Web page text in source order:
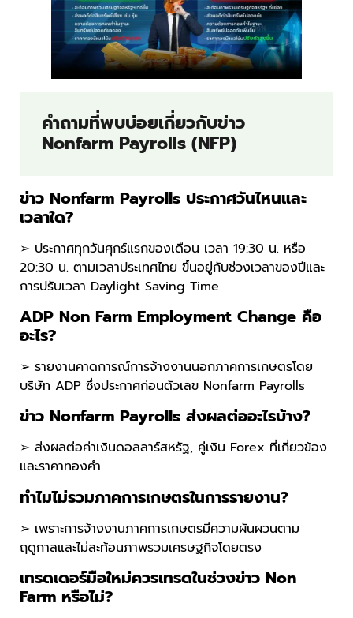
คำถามที่พบบ่อยเกี่ยวกับข่าว
Nonfarm Payrolls (NFP)
ข่าว Nonfarm Payrolls ประกาศวันไหนและ
เวลาใด?
➢ ประกาศทุกวันศุกร์แรกของเดือน เวลา 19:30 น. หรือ
20:30 น. ตามเวลาประเทศไทย ขึ้นอยู่กับช่วงเวลาของปีและ
การปรับเวลา Daylight Saving Time
ADP Non Farm Employment Change คือ
อะไร?
➢ รายงานคาดการณ์การจ้างงานนอกภาคการเกษตรโดย
บริษัท ADP ซึ่งประกาศก่อนตัวเลข Nonfarm Payrolls
ข่าว Nonfarm Payrolls ส่งผลต่ออะไรบ้าง?
➢ ส่งผลต่อค่าเงินดอลลาร์สหรัฐ, คู่เงิน Forex ที่เกี่ยวข้อง
และราคาทองคำ
ทำไมไม่รวมภาคการเกษตรในการรายงาน?
➢ เพราะการจ้างงานภาคการเกษตรมีความผันผวนตาม
ฤดูกาลและไม่สะท้อนภาพรวมเศรษฐกิจโดยตรง
เทรดเดอร์มือใหม่ควรเทรดในช่วงข่าว Non
Farm หรือไม่?